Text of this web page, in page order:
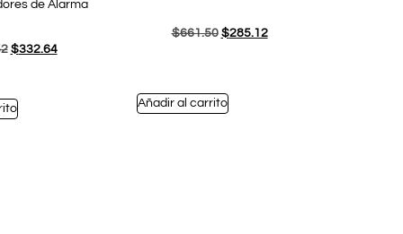
de Alarma
$332.64
$661.50 $285.12
Añadir al carrito